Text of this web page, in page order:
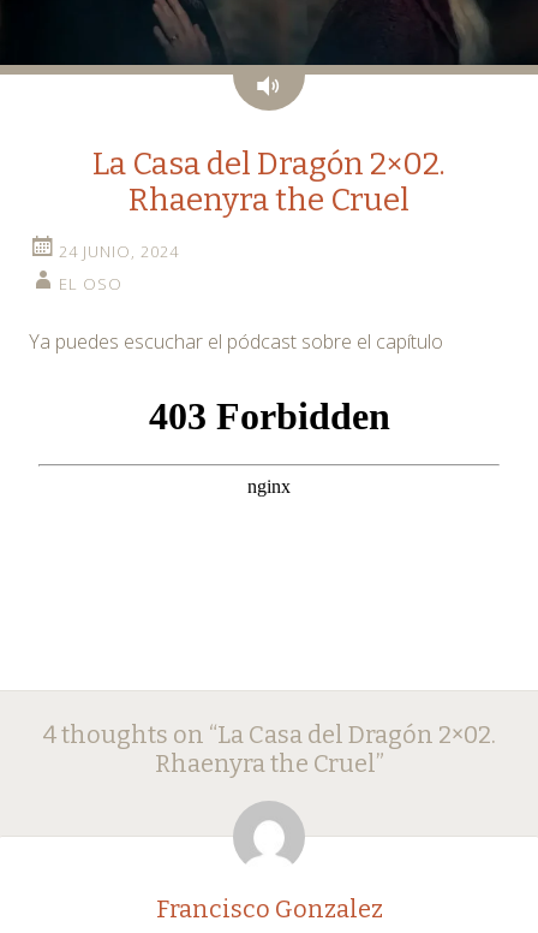
Audio
La Casa del Dragón 2×02.
Rhaenyra the Cruel
24 JUNIO, 2024
EL OSO
Ya puedes escuchar el pódcast sobre el capítulo
Post
navigation
4 thoughts on “La Casa del Dragón 2×02.
Rhaenyra the Cruel ”
Francisco Gonzalez